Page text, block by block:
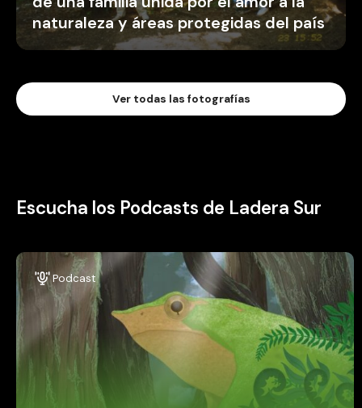
naturaleza y áreas protegidas del país
Ver todas las fotografías
Escucha los Podcasts de Ladera Sur
Podcast